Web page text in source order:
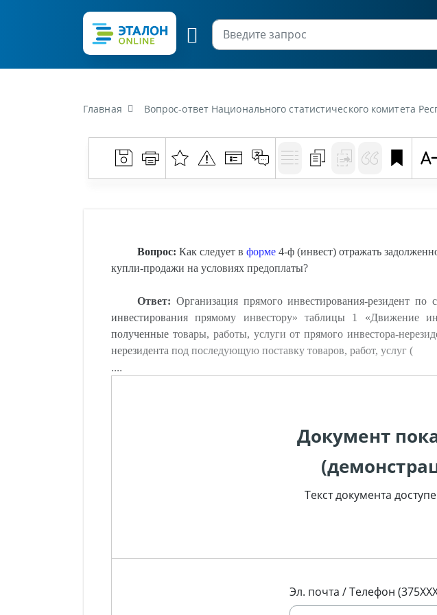
Главная Вопрос-ответ Национального статистического комитета Республики Беларусь от 7 мая 2026 г. «Как следует в
Вопрос: Как следует вформе 4-ф (инвест) отражать
купли-продажи на условиях предоплаты?
Ответ: Организация прямого инвестирования-резидент
инвестирования прямому инвестору» таблицы 1 «Движение
полученные товары, работы, услуги от прямого инвестора-
нерезидента под последующую поставку товаров, работ, услуг (
....
Документ
Текст документа
Эл. почта / Телефон